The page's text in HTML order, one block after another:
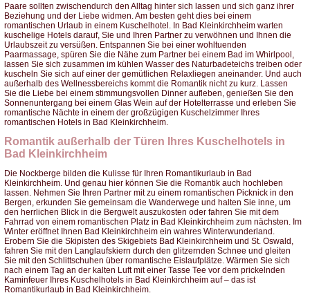
Paare sollten zwischendurch den Alltag hinter sich lassen und sich ganz ihrer
Beziehung und der Liebe widmen. Am besten geht dies bei einem
romantischen Urlaub in einem Kuschelhotel. In Bad Kleinkirchheim warten
kuschelige Hotels darauf, Sie und Ihren Partner zu verwöhnen und Ihnen die
Urlaubszeit zu versüßen. Entspannen Sie bei einer wohltuenden
Paarmassage, spüren Sie die Nähe zum Partner bei einem Bad im Whirlpool,
lassen Sie sich zusammen im kühlen Wasser des Naturbadeteichs treiben oder
kuscheln Sie sich auf einer der gemütlichen Relaxliegen aneinander. Und auch
außerhalb des Wellnessbereichs kommt die Romantik nicht zu kurz. Lassen
Sie die Liebe bei einem stimmungsvollen Dinner aufleben, genießen Sie den
Sonnenuntergang bei einem Glas Wein auf der Hotelterrasse und erleben Sie
romantische Nächte in einem der großzügigen Kuschelzimmer Ihres
romantischen Hotels in Bad Kleinkirchheim.
Romantik außerhalb der Türen Ihres Kuschelhotels in
Bad Kleinkirchheim
Die Nockberge bilden die Kulisse für Ihren Romantikurlaub in Bad
Kleinkirchheim. Und genau hier können Sie die Romantik auch hochleben
lassen. Nehmen Sie Ihren Partner mit zu einem romantischen Picknick in den
Bergen, erkunden Sie gemeinsam die Wanderwege und halten Sie inne, um
den herrlichen Blick in die Bergwelt auszukosten oder fahren Sie mit dem
Fahrrad von einem romantischen Platz in Bad Kleinkirchheim zum nächsten. Im
Winter eröffnet Ihnen Bad Kleinkirchheim ein wahres Winterwunderland.
Erobern Sie die Skipisten des Skigebiets Bad Kleinkirchheim und St. Oswald,
fahren Sie mit den Langlaufskiern durch den glitzernden Schnee und gleiten
Sie mit den Schlittschuhen über romantische Eislaufplätze. Wärmen Sie sich
nach einem Tag an der kalten Luft mit einer Tasse Tee vor dem prickelnden
Kaminfeuer Ihres Kuschelhotels in Bad Kleinkirchheim auf – das ist
Romantikurlaub in Bad Kleinkirchheim.